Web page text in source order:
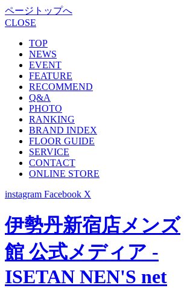
ページトップへ
CLOSE
TOP
NEWS
EVENT
FEATURE
RECOMMEND
Q&A
PHOTO
RANKING
BRAND INDEX
FLOOR GUIDE
SERVICE
CONTACT
ONLINE STORE
instagram Facebook X
伊勢丹新宿店メンズ
館 公式メディア -
ISETAN NEN'S net